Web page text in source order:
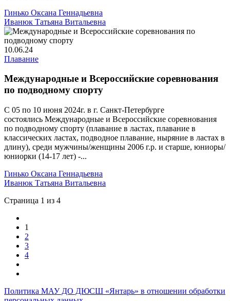
Гинько Оксана Геннадьевна
Иванюк Татьяна Витальевна
10.06.24
Плавание
Международные и Всероссийские соревнования
по подводному спорту
С 05 по 10 июня 2024г. в г. Санкт-Петербурге
состоялись Международные и Всероссийские соревнования
по подводному спорту (плавание в ластах, плавание в
классических ластах, подводное плавание, ныряние в ластах в
длину), среди мужчины/женщины 2006 г.р. и старше, юниоры/
юниорки (14-17 лет) -...
Гинько Оксана Геннадьевна
Иванюк Татьяна Витальевна
Страница 1 из 4
1
2
3
4
Политика МАУ ДО ДЮСШ «Янтарь» в отношении обработки